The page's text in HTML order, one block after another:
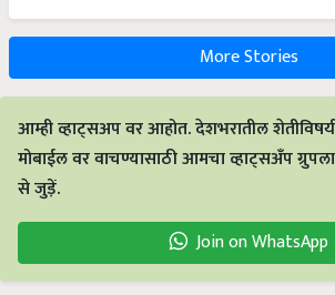
More Stories
आम्ही व्हाट्सअप वर आहोत. देशभरातील
मोबाईल वर वाचण्यासाठी आमचा व्हाट्सअँप
से जुड़ें.
Join on WhatsApp